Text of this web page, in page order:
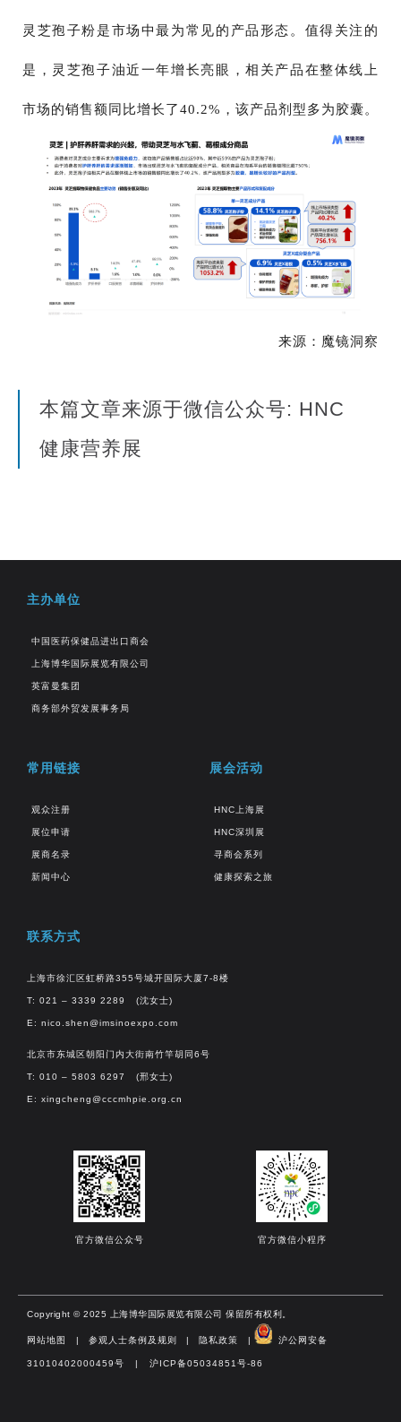
灵芝孢子粉是市场中最为常见的产品形态。值得关注的
是，灵芝孢子油近一年增长亮眼，相关产品在整体线上
市场的销售额同比增长了40.2%，该产品剂型多为胶囊。
来源：魔镜洞察
本篇文章来源于微信公众号: HNC
健康营养展
主办单位
中国医药保健品进出口商会
上海博华国际展览有限公司
英富曼集团
商务部外贸发展事务局
常用链接
观众注册
展位申请
展商名录
新闻中心
展会活动
HNC上海展
HNC深圳展
寻商会系列
健康探索之旅
联系方式
上海市徐汇区虹桥路355号城开国际大厦7-8楼
T: 021 – 3339 2289 (沈女士)
E: nico.shen@imsinoexpo.com
北京市东城区朝阳门内大街南竹竿胡同6号
T: 010 – 5803 6297 (邢女士)
E: xingcheng@cccmhpie.org.cn
官方微信公众号 官方微信小程序
Copyright © 2025 上海博华国际展览有限公司 保留所有权利。
网站地图 参观人士条例及规则 隐私政策 沪公网安备
31010402000459号 | 沪ICP备05034851号-86